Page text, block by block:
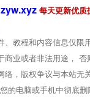
每天更新优
、教程和内容信息仅限
商业或者非法用途， 否
络，版权争议与本站无
的电脑或手机中彻底删